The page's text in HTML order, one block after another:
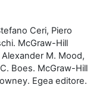
Ceri, Piero
McGraw-Hill
M. Mood,
Boes. McGraw-Hill
Egea editore.